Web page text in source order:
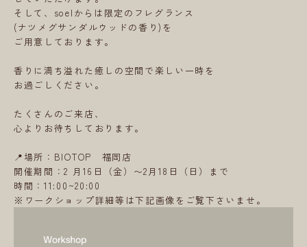
そして、soelからは限定のフレグランス
(ナツメグサンダルウッドの香り)を
ご用意しております。
香りに満ち溢れた癒しの空間で楽しい一時を
お過ごしください。
たくさんのご来店、
心よりお待ちしております。
📍場所：BIOTOP 福岡店
開催期間：2 月16日（金）〜2月18日（日）まで
時間：11:00~20:00
※ワークショップ詳細等は下記画像をご覧下さいませ。